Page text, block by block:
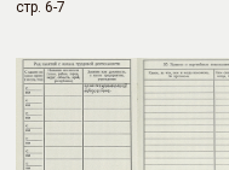
стр. 6-7